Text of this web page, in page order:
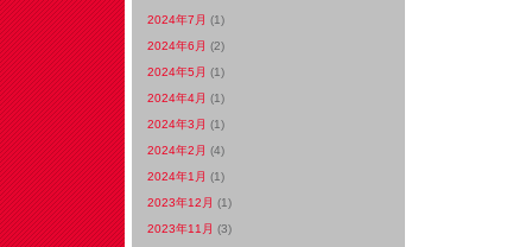
2024年7月 (1)
2024年6月 (2)
2024年5月 (1)
2024年4月 (1)
2024年3月 (1)
2024年2月 (4)
2024年1月 (1)
2023年12月 (1)
2023年11月 (3)